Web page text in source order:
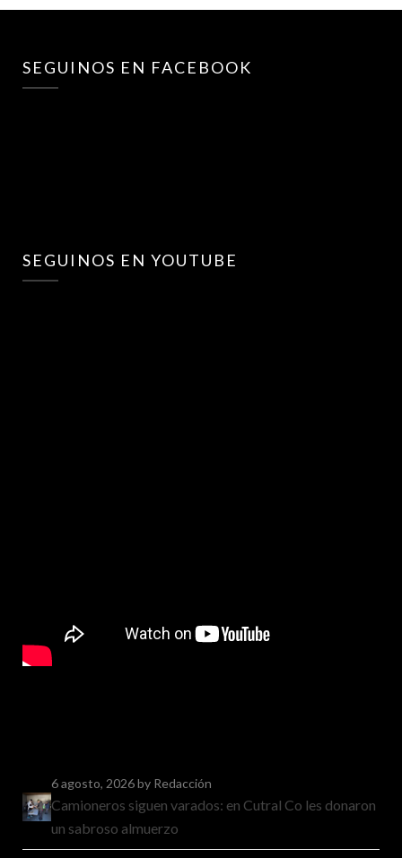
SEGUINOS EN FACEBOOK
SEGUINOS EN YOUTUBE
6 agosto, 2026by Redacción
Camioneros siguen varados: en Cutral Co les donaron
un sabroso almuerzo